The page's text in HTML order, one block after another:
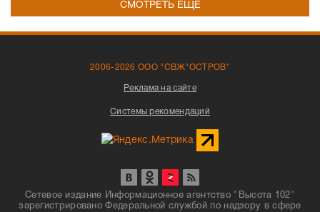
СМОТРЕТЬ ЕЩЁ
2006-2026 ООО "СВЖ"ОСТРОВ"
Реклама на сайте
Системы рекомендаций
Сетевое издание Информационное агентство "Высота 102"
зарегистрировано Федеральной службой по надзору в сфере